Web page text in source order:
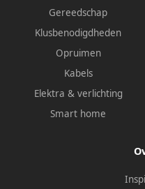
Gereedschap
Klusbenodigdheden
Opruimen
Kabels
Elektra & verlichting
Smart home